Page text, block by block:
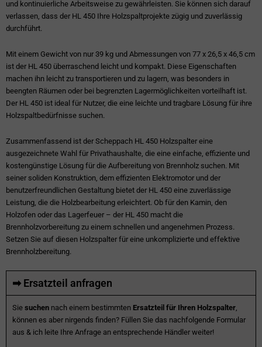
und kontinuierliche Arbeitsweise zu gewährleisten. Sie können sich darauf
verlassen, dass der HL 450 Ihre Holzspaltprojekte zügig und zuverlässig
durchführt.
Mit einem Gewicht von nur 39 kg und Abmessungen von 77 x 26,5 x 46,5 cm
ist der HL 450 überraschend leicht und kompakt. Diese Eigenschaften
machen ihn leicht zu transportieren und zu lagern, was besonders in
beengten Räumen oder bei begrenzten Lagermöglichkeiten vorteilhaft ist.
Der HL 450 ist ideal für Nutzer, die eine leichte und tragbare Lösung für ihre
Holzspaltbedürfnisse suchen.
Zusammenfassend ist der Scheppach HL 450 Holzspalter eine
ausgezeichnete Wahl für Privathaushalte, die eine einfache, effiziente und
kostengünstige Lösung für die Aufbereitung von Brennholz suchen. Mit
seiner soliden Konstruktion, dem effizienten Elektromotor und der
benutzerfreundlichen Gestaltung bietet der HL 450 eine zuverlässige
Leistung, die die Holzbearbeitung erleichtert. Ob für den Kamin, den
Holzofen oder das Lagerfeuer – der HL 450 macht die
Brennholzvorbereitung zu einem schnellen und angenehmen Prozess.
Setzen Sie auf diesen Holzspalter für eine unkomplizierte und effektive
Brennholzbereitung.
➡ Ersatzteil anfragen
Sie suchen nach einem bestimmten Ersatzteil für Ihren Holzspalter,
können es aber nirgends finden? Füllen Sie das nachfolgende Formular
aus & ich leite Ihre Anfrage an entsprechende Händler weiter!